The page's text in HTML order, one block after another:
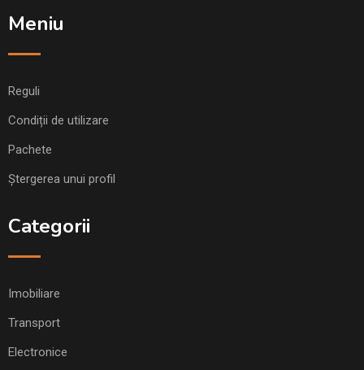
Meniu
Reguli
Condiții de utilizare
Pachete
Ștergerea unui profil
Categorii
Imobiliare
Transport
Electronice